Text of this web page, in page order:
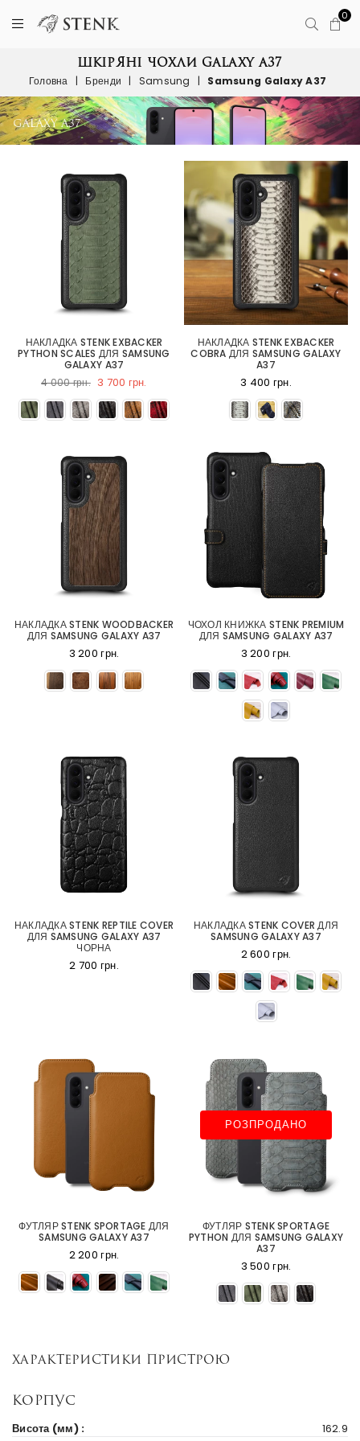
0
ШКІРЯНІ ЧОХЛИ GALAXY A37
Головна | Бренди | Samsung | Samsung Galaxy A37
НАКЛАДКА STENK EXBACKER
PYTHON SCALES ДЛЯ SAMSUNG
GALAXY A37
4 000 грн. 3 700 грн.
НАКЛАДКА STENK EXBACKER
COBRA ДЛЯ SAMSUNG GALAXY
A37
3 400 грн.
НАКЛАДКА STENK WOODBACKER
ДЛЯ SAMSUNG GALAXY A37
3 200 грн.
ЧОХОЛ КНИЖКА STENK PREMIUM
ДЛЯ SAMSUNG GALAXY A37
3 200 грн.
НАКЛАДКА STENK REPTILE COVER
ДЛЯ SAMSUNG GALAXY A37
ЧОРНА
2 700 грн.
НАКЛАДКА STENK COVER ДЛЯ
SAMSUNG GALAXY A37
2 600 грн.
ФУТЛЯР STENK SPORTAGE ДЛЯ
SAMSUNG GALAXY A37
2 200 грн.
РОЗПРОДАНО
ФУТЛЯР STENK SPORTAGE
PYTHON ДЛЯ SAMSUNG GALAXY
A37
3 500 грн.
Характеристики пристрою
Корпус
Висота (мм) :
162.9